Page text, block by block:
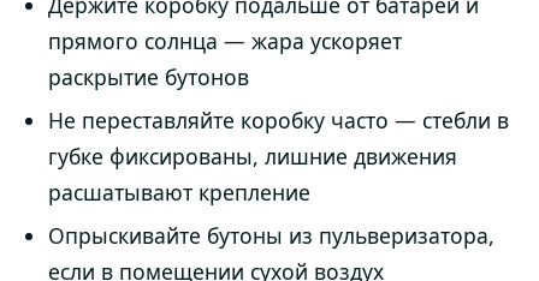
прямого солнца — жара ускоряет
раскрытие бутонов
Не переставляйте коробку часто — стебли в
губке фиксированы, лишние движения
расшатывают крепление
Опрыскивайте бутоны из пульверизатора,
если в помещении сухой воздух